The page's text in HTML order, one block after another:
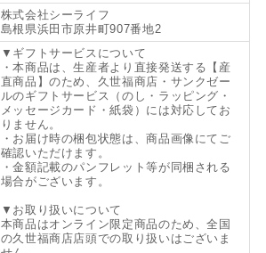
株式会社シーライフ
島根県浜田市原井町907番地2
▼ギフトサービスについて
・本商品は、生産者より直接発送する【産
直商品】のため、久世福商店・サンクゼー
ルのギフトサービス（のし・ラッピング・
メッセージカード・紙袋）には対応してお
りません。
・お届け時の梱包状態は、商品画像にてご
確認いただけます。
・金額記載のパンフレット等が同梱される
場合がございます。
▼お取り扱いについて
本商品はオンライン限定商品のため、全国
の久世福商店店頭での取り扱いはございま